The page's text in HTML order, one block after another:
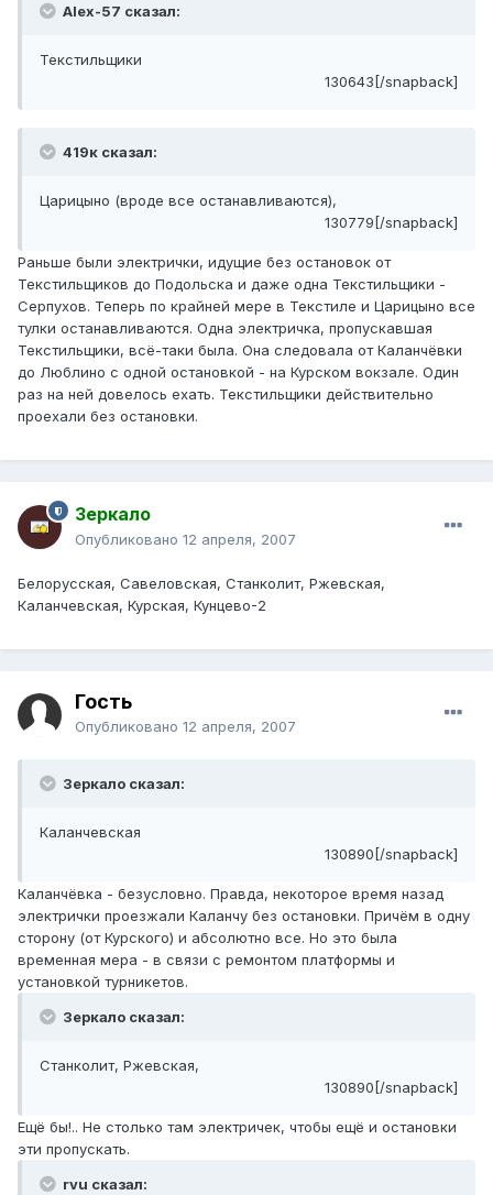
Alex-57 сказал:
Текстильщики
130643[/snapback]
419к сказал:
Царицыно (вроде все останавливаются),
130779[/snapback]
Раньше были электрички, идущие без остановок от
Текстильщиков до Подольска и даже одна Текстильщики -
Серпухов. Теперь по крайней мере в Текстиле и Царицыно все
тулки останавливаются. Одна электричка, пропускавшая
Текстильщики, всё-таки была. Она следовала от Каланчёвки
до Люблино с одной остановкой - на Курском вокзале. Один
раз на ней довелось ехать. Текстильщики действительно
проехали без остановки.
Зеркало
Опубликовано 12 апреля, 2007
Белорусская, Савеловская, Станколит, Ржевская,
Каланчевская, Курская, Кунцево-2
Гость
Опубликовано 12 апреля, 2007
Зеркало сказал:
Каланчевская
130890[/snapback]
Каланчёвка - безусловно. Правда, некоторое время назад
электрички проезжали Каланчу без остановки. Причём в одну
сторону (от Курского) и абсолютно все. Но это была
временная мера - в связи с ремонтом платформы и
установкой турникетов.
Зеркало сказал:
Станколит, Ржевская,
130890[/snapback]
Ещё бы!.. Не столько там электричек, чтобы ещё и остановки
эти пропускать.
rvu сказал: